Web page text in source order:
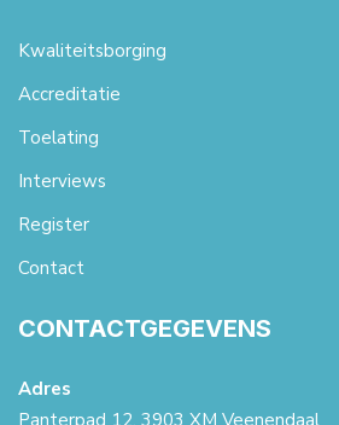
Kwaliteitsborging
Accreditatie
Toelating
Interviews
Register
Contact
CONTACTGEGEVENS
Adres
Panterpad 12, 3903 XM Veenendaal